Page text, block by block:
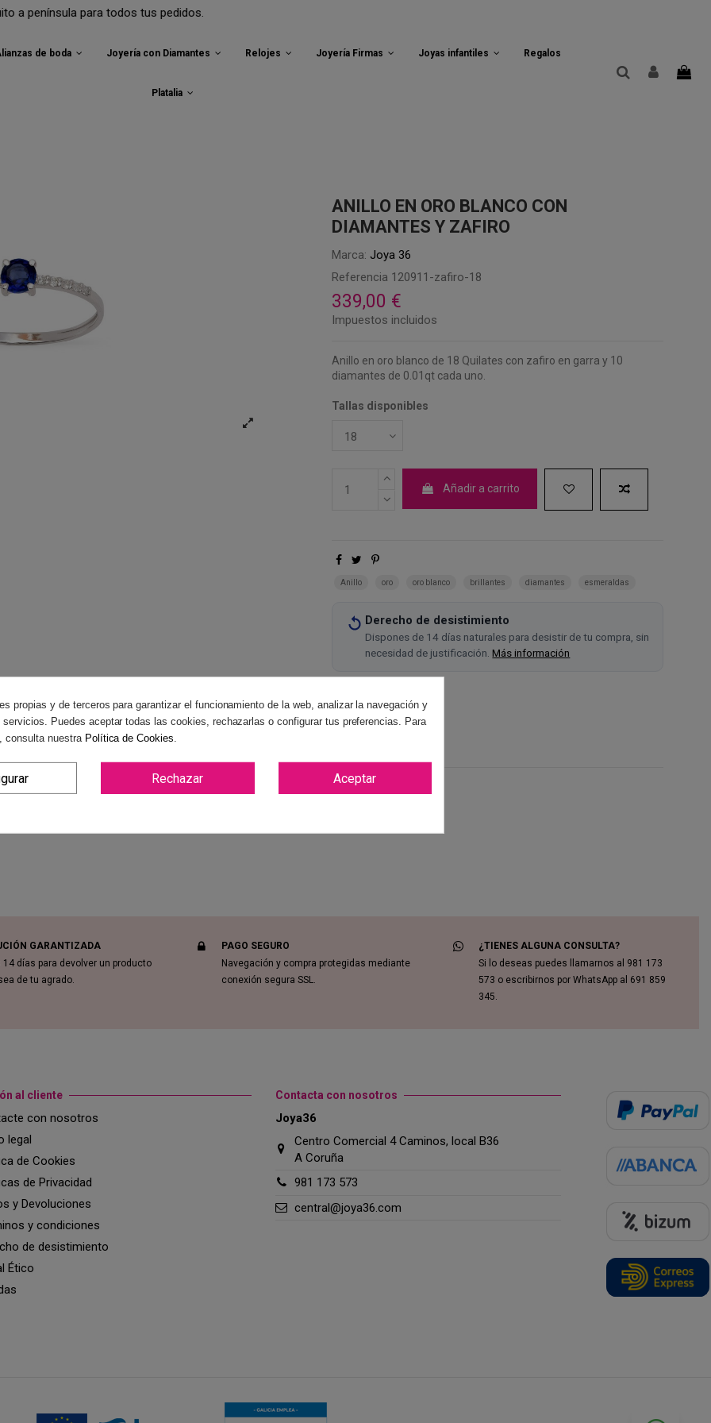
para todos tus pedidos.
de boda Joyería con Diamantes Relojes Joyería Firmas Joyas infantiles Regalos
Platalia
ANILLO EN ORO BLANCO CON
DIAMANTES Y ZAFIRO
Marca: Joya 36
Referencia 120911-zafiro-18
339,00 €
Impuestos incluidos
Anillo en oro blanco de 18 Quilates con zafiro en garra y 10
diamantes de 0.01qt cada uno.
Tallas disponibles
Añadir a carrito
Anillo oro oro blanco brillantes diamantes esmeraldas
Derecho de desistimiento
Dispones de 14 días naturales para desistir de tu compra, sin
necesidad de justificación.Más información
GARANTIZADA
14 días para devolver un producto
de tu agrado.
PAGO SEGURO
Navegación y compra protegidas mediante
conexión segura SSL.
¿TIENES ALGUNA CONSULTA?
Si lo deseas puedes llamarnos al 981 173
573 o escribirnos por WhatsApp al 691 859
345.
al cliente
con nosotros
legal
de Cookies
de Privacidad
y Devoluciones
y condiciones
de desistimiento
Ético
Contacta con nosotros
Joya36
Centro Comercial 4 Caminos, local B36
A Coruña
981 173 573
central@joya36.com
propias y de terceros para garantizar el funcionamiento de la web, analizar la navegación y
servicios. Puedes aceptar todas las cookies, rechazarlas o configurar tus preferencias. Para
consulta nuestra Política de Cookies
Rechazar Aceptar